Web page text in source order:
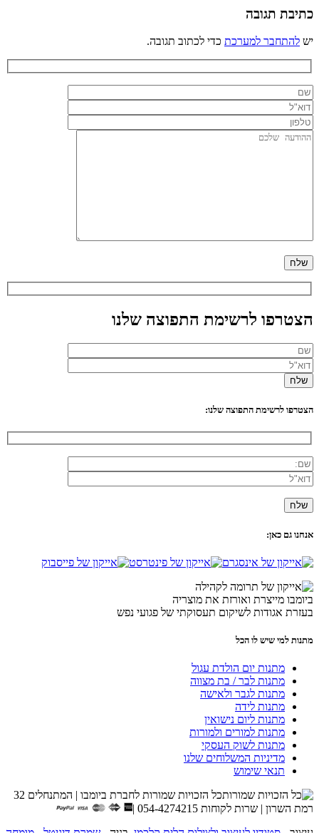
כתיבת תגובה
יש להתחבר למערכת כדי לכתוב תגובה.
הצטרפו לרשימת התפוצה שלנו
הצטרפו לרשימת התפוצה שלנו:
אנחנו גם כאן:
ביומבו מייצרת ואורזת את מוצריה
בעזרת אגודות לשיקום תעסוקתי של פגועי נפש
מתנות למי שיש לו הכל
מתנות יום הולדת עגול
מתנות לבר / בת מצווה
מתנות לגבר ולאישה
מתנות לידה
מתנות ליום נישואין
מתנות למורים ולמורות
מתנות לשוק העסקי
מדיניות המשלוחים שלנו
תנאי שימוש
כל הזכויות שמורות לחברת ביומבו | המתנחלים 32
רמת השרון | שרות לקוחות 054-4274215 |